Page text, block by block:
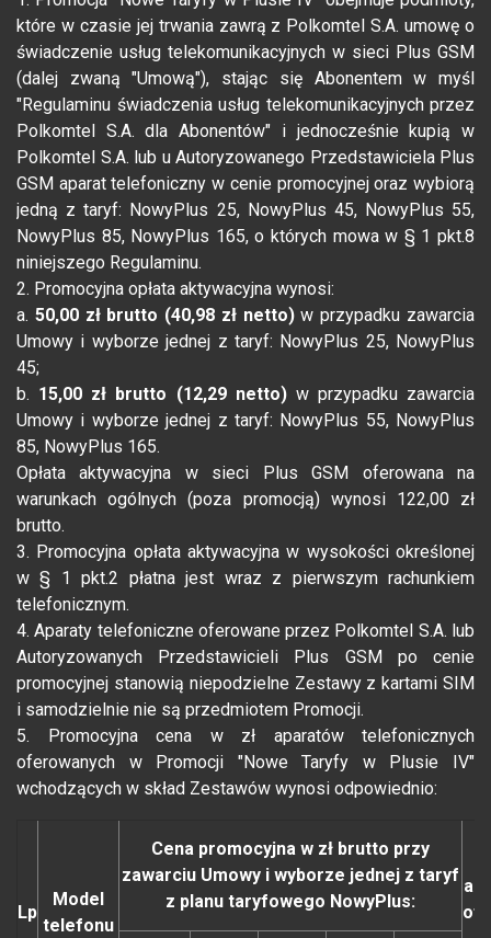
które w czasie jej trwania zawrą z Polkomtel S.A. umowę o
świadczenie usług telekomunikacyjnych w sieci Plus GSM
(dalej zwaną "Umową"), stając się Abonentem w myśl
"Regulaminu świadczenia usług telekomunikacyjnych przez
Polkomtel S.A. dla Abonentów" i jednocześnie kupią w
Polkomtel S.A. lub u Autoryzowanego Przedstawiciela Plus
GSM aparat telefoniczny w cenie promocyjnej oraz wybiorą
jedną z taryf: NowyPlus 25, NowyPlus 45, NowyPlus 55,
NowyPlus 85, NowyPlus 165, o których mowa w § 1 pkt.8
niniejszego Regulaminu.
2. Promocyjna opłata aktywacyjna wynosi:
a. 50,00 zł brutto (40,98 zł netto)w przypadku zawarcia
Umowy i wyborze jednej z taryf: NowyPlus 25, NowyPlus
45;
b. 15,00 zł brutto (12,29 netto)w przypadku zawarcia
Umowy i wyborze jednej z taryf: NowyPlus 55, NowyPlus
85, NowyPlus 165.
Opłata aktywacyjna w sieci Plus GSM oferowana na
warunkach ogólnych (poza promocją) wynosi 122,00 zł
brutto.
3. Promocyjna opłata aktywacyjna w wysokości określonej
w § 1 pkt.2 płatna jest wraz z pierwszym rachunkiem
telefonicznym.
4. Aparaty telefoniczne oferowane przez Polkomtel S.A. lub
Autoryzowanych Przedstawicieli Plus GSM po cenie
promocyjnej stanowią niepodzielne Zestawy z kartami SIM
i samodzielnie nie są przedmiotem Promocji.
5. Promocyjna cena w zł aparatów telefonicznych
oferowanych w Promocji "Nowe Taryfy w Plusie IV"
wchodzących w skład Zestawów wynosi odpowiednio:
Lp
Model
telefonu
Cena promocyjna w zł brutto przy
zawarciu Umowy i wyborze jednej z taryf
z planu taryfowego NowyPlus: